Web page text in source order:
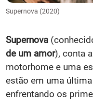
Supernova (2020)
Supernova
de um amor), conta
motorhome e uma
estão em uma
enfrentando os